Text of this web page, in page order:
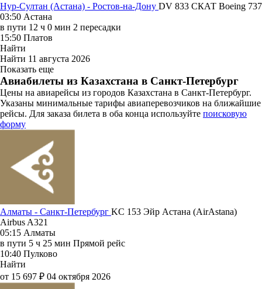
Нур-Султан (Астана) - Ростов-на-Дону DV 833 СКАТ Boeing 737
03:50 Астана
в пути 12 ч 0 мин 2 пересадки
15:50 Платов
Найти
Найти 11 августа 2026
Показать еще
Авиабилеты из Казахстана в Санкт-Петербург
Цены на авиарейсы из городов Казахстана в Санкт-Петербург.
Указаны минимальные тарифы авиаперевозчиков на ближайшие
рейсы. Для заказа билета в оба конца используйте поисковую
форму
Алматы - Санкт-Петербург KC 153 Эйр Астана (AirAstana)
Airbus A321
05:15 Алматы
в пути 5 ч 25 мин Прямой рейс
10:40 Пулково
Найти
от 15 697 ₽ 04 октября 2026